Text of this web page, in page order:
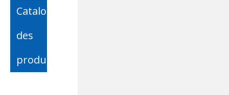
Catalogue
des
produits